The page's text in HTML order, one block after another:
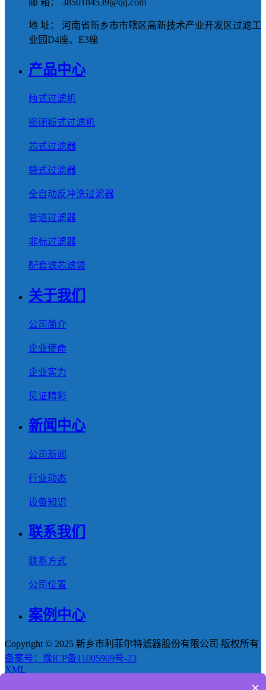
地 址： 河南省新乡市市辖区高新技术产业开发区过滤工
业园D4座、E3座
产品中心
烛式过滤机
密闭板式过滤机
芯式过滤器
袋式过滤器
全自动反冲洗过滤器
管道过滤器
非标过滤器
配套滤芯滤袋
关于我们
公司简介
企业使命
企业实力
见证精彩
新闻中心
公司新闻
行业动态
设备知识
联系我们
联系方式
公司位置
案例中心
Copyright © 2025 新乡市利菲尔特滤器股份有限公司 版权所有
备案号：豫ICP备11005909号-23
XML